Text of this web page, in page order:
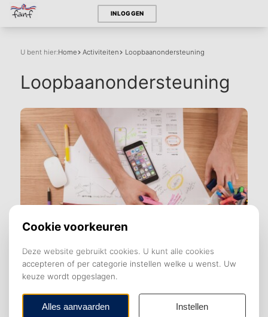
INLOGGEN
U bent hier:Home Activiteiten Loopbaanondersteuning
Loopbaanondersteuning
Loopbaan­ondersteuning voor Nederlanders in
Frankrijk door middel van een Nederlands